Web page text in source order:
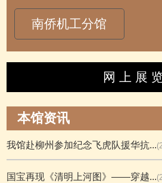
南侨机工分馆
网 上 展
本馆资讯
我馆赴柳州参加纪念飞虎队援华抗...
国宝再现《清明上河图》——穿越...